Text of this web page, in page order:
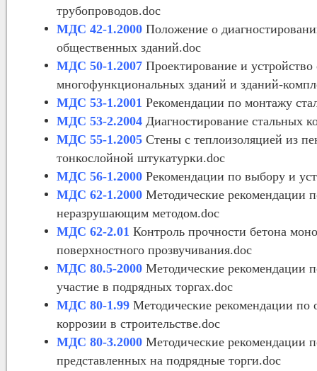
трубопроводов.doc
МДС 42-1.2000 Положение о
общественных зданий.doc
МДС 50-1.2007 Проектирование и
многофункциональных зданий и зданий-
МДС 53-1.2001 Рекомендации по монтажу
МДС 53-2.2004 Диагностирование стальных
МДС 55-1.2005 Стены с теплоизоляцией из
тонкослойной штукатурки.doc
МДС 56-1.2000 Рекомендации по выбору и
МДС 62-1.2000 Методические рекомендации
неразрушающим методом.doc
МДС 62-2.01 Контроль прочности бетона
поверхностного прозвучивания.doc
МДС 80.5-2000 Методические рекомендации
участие в подрядных торгах.doc
МДС 80-1.99 Методические рекомендации
коррозии в строительстве.doc
МДС 80-3.2000 Методические рекомендации
представленных на подрядные торги.doc